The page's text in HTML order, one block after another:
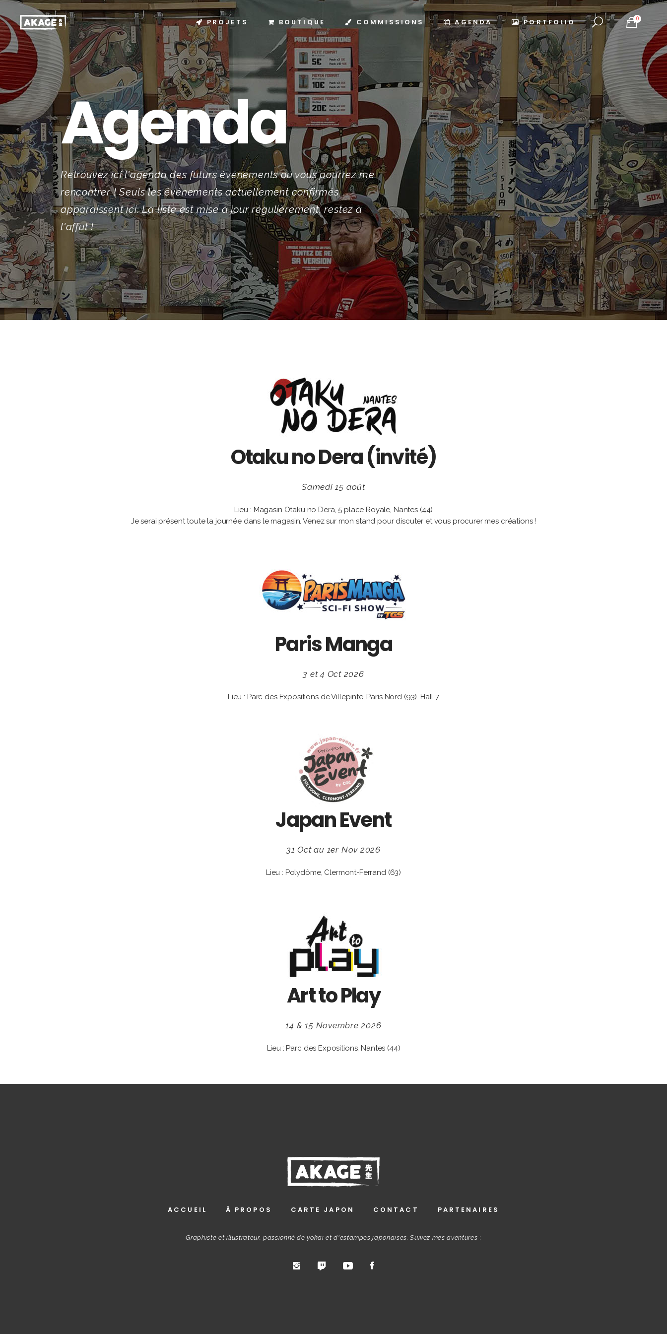
PROJETS BOUTIQUE COMMISSIONS AGENDA PORTFOLIO 0
Agenda
Retrouvez ici l'agenda des futurs événements où vous pourrez me
rencontrer ! Seuls les événements actuellement confirmés
apparaissent ici. La liste est mise à jour régulièrement, restez à
l'affut !
Otaku no Dera (invité)
Samedi 15 août
Lieu : Magasin Otaku no Dera, 5 place Royale, Nantes (44)
Je serai présent toute la journée dans le magasin. Venez sur mon stand pour discuter et vous procurer mes créations !
Paris Manga
3 et 4 Oct 2026
Lieu : Parc des Expositions de Villepinte, Paris Nord (93). Hall 7
Japan Event
31 Oct au 1er Nov 2026
Lieu : Polydôme, Clermont-Ferrand (63)
Art to Play
14 & 15 Novembre 2026
Lieu : Parc des Expositions, Nantes (44)
ACCUEIL À PROPOS CARTE JAPON CONTACT PARTENAIRES
Graphiste et illustrateur, passionné de yokai et d'estampes japonaises. Suivez mes aventures :